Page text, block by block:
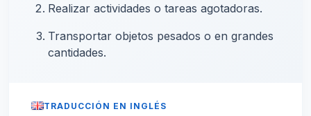
Realizar actividades o tareas agotadoras.
Transportar objetos pesados o en grandes
cantidades.
TRADUCCIÓN EN INGLÉS